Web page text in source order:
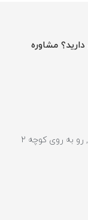
9 شب، پرسشی دارید؟ مشاوره
فارس - شیراز - بلوار زرهی , میدان باغ حوض , رو به روی کوچه 2